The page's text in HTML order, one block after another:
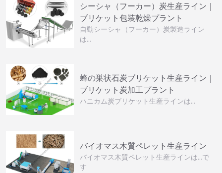
シーシャ（フーカー）炭生産ライン｜
ブリケット包装乾燥プラント
自動シーシャ（フーカー）炭製造ライン
は…
蜂の巣状石炭ブリケット生産ライン｜
ブリケット炭加工プラント
ハニカム炭ブリケット生産ラインは…
バイオマス木質ペレット生産ライン
バイオマス木質ペレット生産ラインは…で
す